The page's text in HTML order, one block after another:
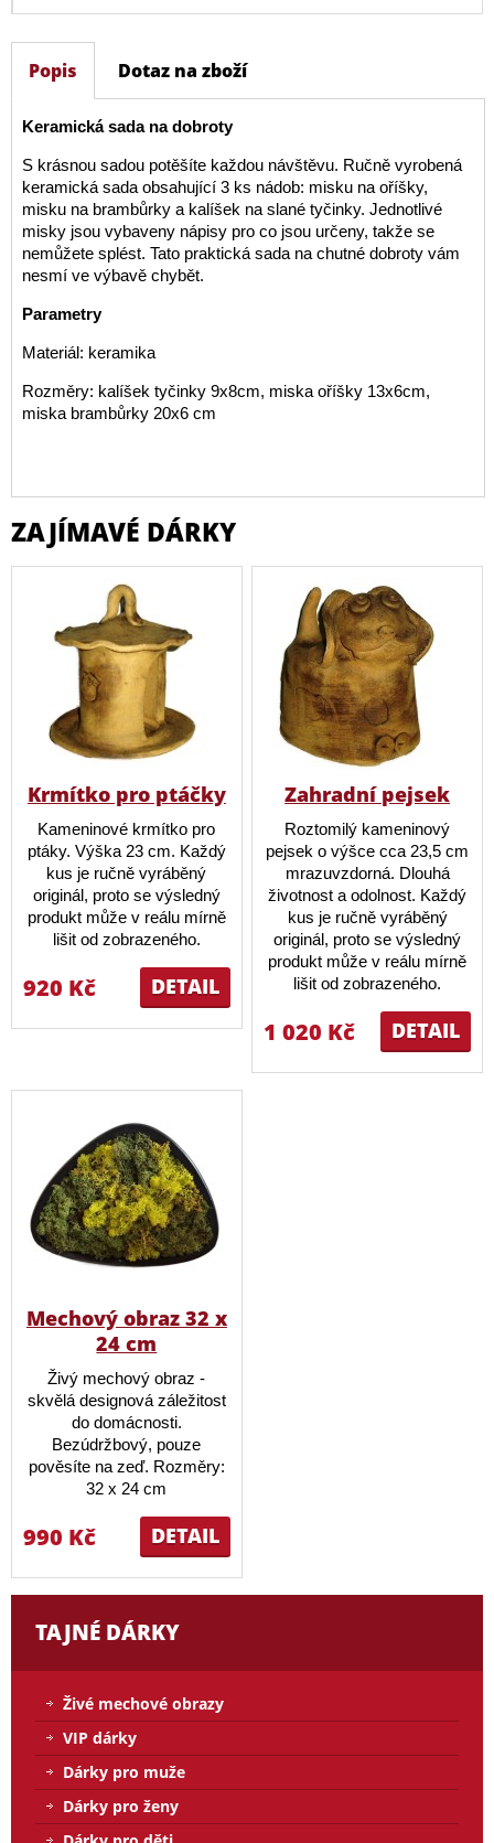
Popis Dotaz na zboží
Keramická sada na dobroty
S krásnou sadou potěšíte každou návštěvu. Ručně vyrobená
keramická sada obsahující 3 ks nádob: misku na oříšky,
misku na brambůrky a kalíšek na slané tyčinky. Jednotlivé
misky jsou vybaveny nápisy pro co jsou určeny, takže se
nemůžete splést. Tato praktická sada na chutné dobroty vám
nesmí ve výbavě chybět.
Parametry
Materiál: keramika
Rozměry: kalíšek tyčinky 9x8cm, miska oříšky 13x6cm,
miska brambůrky 20x6 cm
ZAJÍMAVÉ DÁRKY
Krmítko pro ptáčky
Kameninové krmítko pro
ptáky. Výška 23 cm. Každý
kus je ručně vyráběný
originál, proto se výsledný
produkt může v reálu mírně
lišit od zobrazeného.
DETAIL
920 Kč
Zahradní pejsek
Roztomilý kameninový
pejsek o výšce cca 23,5 cm
mrazuvzdorná. Dlouhá
životnost a odolnost. Každý
kus je ručně vyráběný
originál, proto se výsledný
produkt může v reálu mírně
lišit od zobrazeného.
DETAIL
1 020 Kč
Mechový obraz 32 x
24 cm
Živý mechový obraz -
skvělá designová záležitost
do domácnosti.
Bezúdržbový, pouze
pověsíte na zeď. Rozměry:
32 x 24 cm
DETAIL
990 Kč
TAJNÉ DÁRKY
Živé mechové obrazy
VIP dárky
Dárky pro muže
Dárky pro ženy